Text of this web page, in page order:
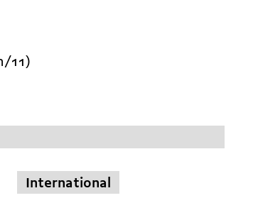
11)
International